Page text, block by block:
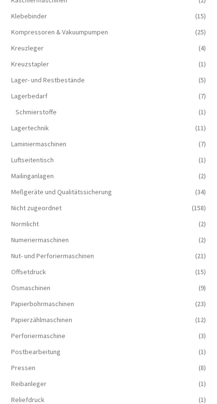
Klebebinder
(15)
Kompressoren & Vakuum­pumpen
(25)
Kreuzleger
(4)
Kreuzstapler
(1)
Lager- und Restbestände
(5)
Lagerbedarf
(7)
Schmierstoffe
(1)
Lagertechnik
(11)
Laminiermaschinen
(7)
Luftseitentisch
(1)
Mailinganlagen
(2)
Meßgeräte und Qualitätssicherung
(34)
Nicht zugeordnet
(158)
Normlicht
(2)
Numeriermaschinen
(2)
Nut- und Perforiermaschinen
(21)
Offsetdruck
(15)
Ösmaschinen
(9)
Papierbohrmaschinen
(23)
Papierzählmaschinen
(12)
Perforiermaschine
(3)
Postbearbeitung
(1)
Pressen
(8)
Reibanleger
(1)
Reliefdruck
(1)